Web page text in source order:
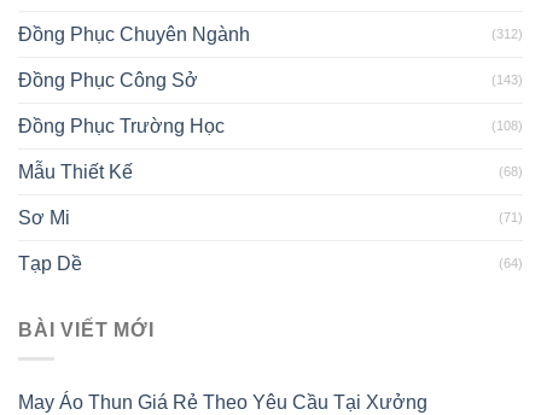
Đồng Phục Chuyên Ngành (312)
Đồng Phục Công Sở (143)
Đồng Phục Trường Học (108)
Mẫu Thiết Kế (68)
Sơ Mi (71)
Tạp Dề (64)
BÀI VIẾT MỚI
May Áo Thun Giá Rẻ Theo Yêu Cầu Tại Xưởng